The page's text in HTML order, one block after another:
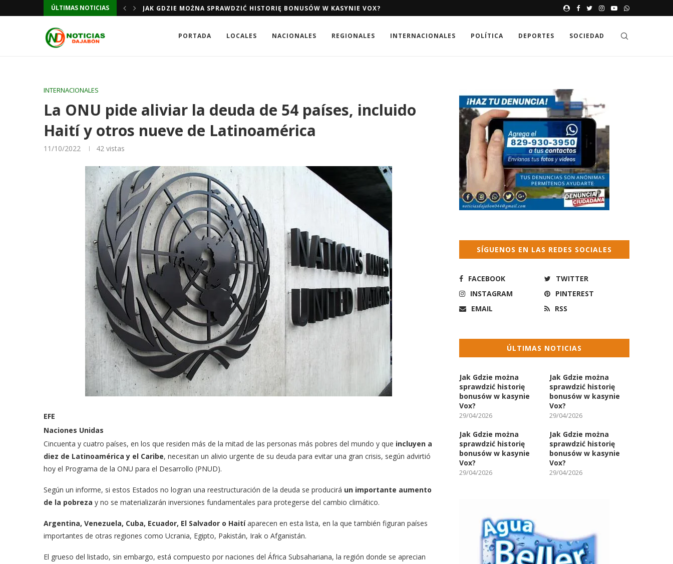
ÚLTIMAS NOTICIAS
JAK GDZIE MOŻNA SPRAWDZIĆ HISTORIĘ BONUSÓW W KASYNIE VOX?
JAK GDZIE MOŻNA
PORTADA LOCALES NACIONALES REGIONALES INTERNACIONALES POLÍTICA DEPORTES SOCIEDAD
INTERNACIONALES
La ONU pide aliviar la deuda de 54 países, incluido
Haití y otros nueve de Latinoamérica
11/10/2022 42 vistas
EFE
Naciones Unidas
Cincuenta y cuatro países, en los que residen más de la mitad de las personas más pobres del mundo y que incluyen a
diez de Latinoamérica y el Caribe, necesitan un alivio urgente de su deuda para evitar una gran crisis, según advirtió
hoy el Programa de la ONU para el Desarrollo (PNUD).
Según un informe, si estos Estados no logran una reestructuración de la deuda se producirá un importante aumento
de la pobreza y no se materializarán inversiones fundamentales para protegerse del cambio climático.
Argentina, Venezuela, Cuba, Ecuador, El Salvador o Haitíaparecen en esta lista, en la que también figuran países
importantes de otras regiones como Ucrania, Egipto, Pakistán, Irak o Afganistán.
El grueso del listado, sin embargo, está compuesto por naciones del África Subsahariana, la región donde se aprecian
SÍGUENOS EN LAS REDES SOCIALES
FACEBOOK
TWITTER
INSTAGRAM
PINTEREST
EMAIL
RSS
ÚLTIMAS NOTICIAS
Jak Gdzie można
sprawdzić historię
bonusów w kasynie
Vox?
29/04/2026
Jak Gdzie można
sprawdzić historię
bonusów w kasynie
Vox?
29/04/2026
Jak Gdzie można
sprawdzić historię
bonusów w kasynie
Vox?
29/04/2026
Jak Gdzie można
sprawdzić historię
bonusów w kasynie
Vox?
29/04/2026